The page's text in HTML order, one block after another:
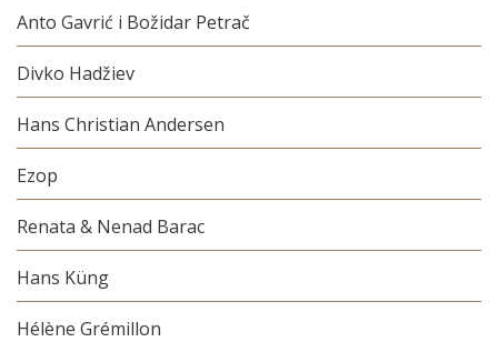
Anto Gavrić i Božidar Petrač
Divko Hadžiev
Hans Christian Andersen
Ezop
Renata & Nenad Barac
Hans Küng
Hélène Grémillon